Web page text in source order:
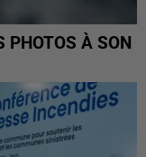
PHOTOS À SON